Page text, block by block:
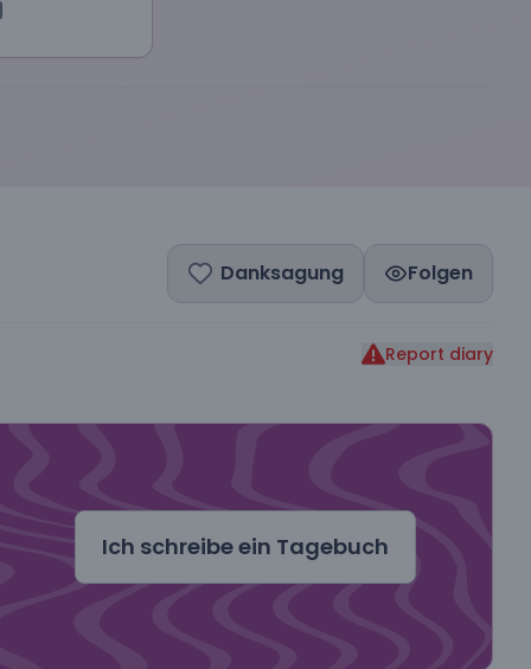
Danksagung Folgen
Report diary
Ich schreibe ein Tagebuch